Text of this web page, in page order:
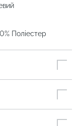
Поліестер